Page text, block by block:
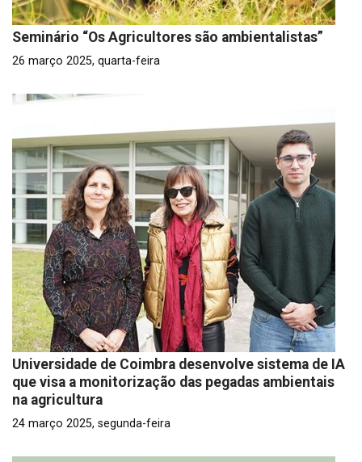
Seminário “Os Agricultores são ambientalistas”
26 março 2025, quarta-feira
Universidade de Coimbra desenvolve sistema de IA
que visa a monitorização das pegadas ambientais
na agricultura
24 março 2025, segunda-feira